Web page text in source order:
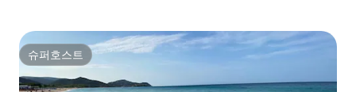
슈퍼호스트
슈퍼호스트